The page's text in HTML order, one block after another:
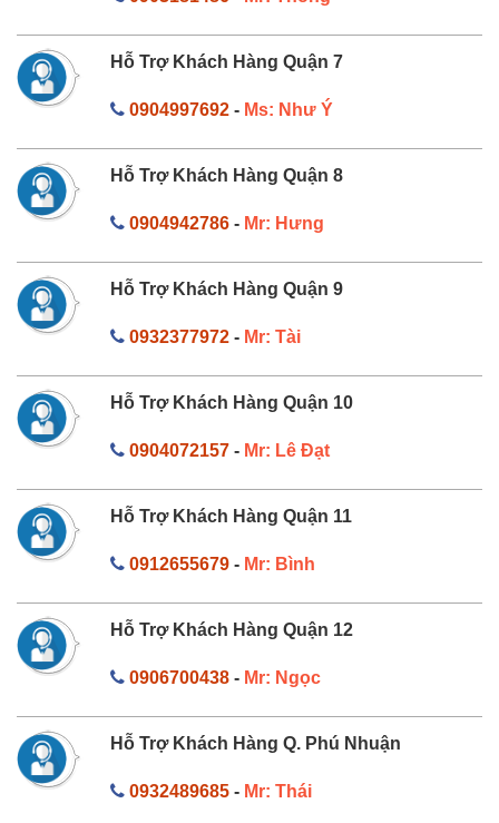
Hỗ Trợ Khách Hàng Quận 7
0904997692- Ms: Như Ý
Hỗ Trợ Khách Hàng Quận 8
0904942786- Mr: Hưng
Hỗ Trợ Khách Hàng Quận 9
0932377972- Mr: Tài
Hỗ Trợ Khách Hàng Quận 10
0904072157- Mr: Lê Đạt
Hỗ Trợ Khách Hàng Quận 11
0912655679- Mr: Bình
Hỗ Trợ Khách Hàng Quận 12
0906700438- Mr: Ngọc
Hỗ Trợ Khách Hàng Q. Phú Nhuận
0932489685- Mr: Thái